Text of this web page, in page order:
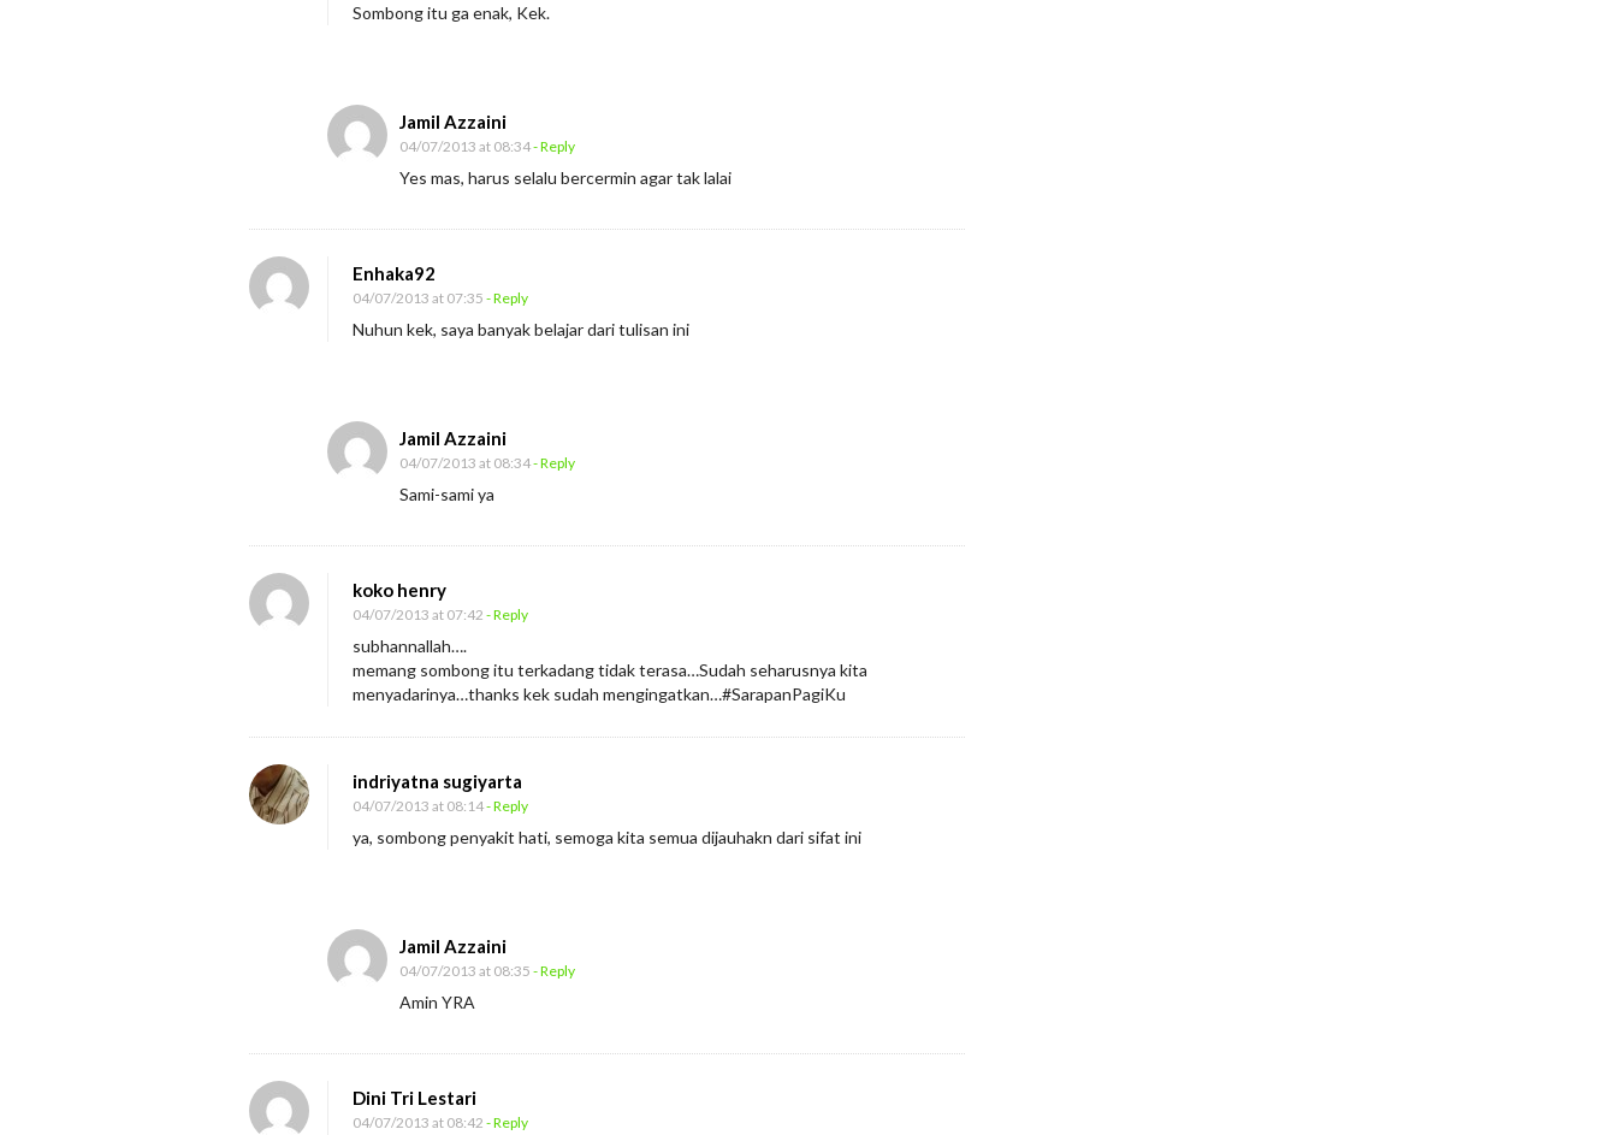
a
Sombong itu ga enak, Kek.
Jamil Azzaini
04/07/2013 at 08:34- Reply
Yes mas, harus selalu bercermin agar tak lalai
Enhaka92
04/07/2013 at 07:35 - Reply
Nuhun kek, saya banyak belajar dari tulisan ini
Jamil Azzaini
04/07/2013 at 08:34- Reply
Sami-sami ya
koko henry
04/07/2013 at 07:42 - Reply
subhannallah….
memang sombong itu terkadang tidak terasa…Sudah seharusnya kita
menyadarinya…thanks kek sudah mengingatkan…#SarapanPagiKu
indriyatna sugiyarta
04/07/2013 at 08:14- Reply
ya, sombong penyakit hati, semoga kita semua dijauhakn dari sifat ini
Jamil Azzaini
04/07/2013 at 08:35 - Reply
Amin YRA
Dini Tri Lestari
04/07/2013 at 08:42 - Reply